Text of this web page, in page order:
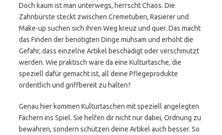
Doch kaum ist man unterwegs, herrscht Chaos. Die
Zahnbürste steckt zwischen Cremetuben, Rasierer und
Make-up suchen sich ihren Weg kreuz und quer. Das macht
das Finden der benötigten Dinge mühsam und erhöht die
Gefahr, dass einzelne Artikel beschädigt oder verschmutzt
werden. Wie praktisch wäre da eine Kulturtasche, die
speziell dafür gemacht ist, all deine Pflegeprodukte
ordentlich und griffbereit zu halten?
Genau hier kommen Kulturtaschen mit speziell angelegten
Fächern ins Spiel. Sie helfen dir nicht nur dabei, Ordnung zu
bewahren, sondern schützen deine Artikel auch besser. So